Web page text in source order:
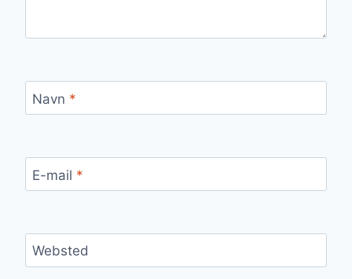
Navn *
E-mail *
Websted